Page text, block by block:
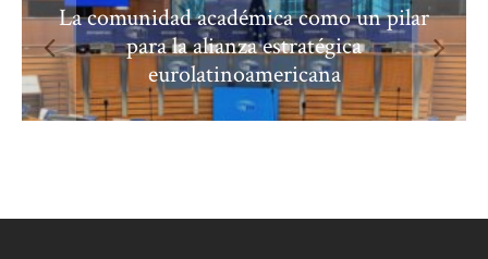
La comunidad académica como un pilar
para la alianza estratégica
eurolatinoamericana